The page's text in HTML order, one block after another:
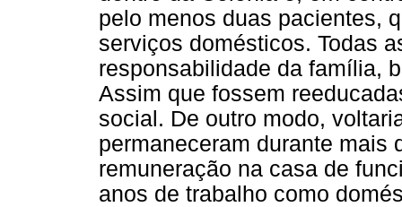
pelo menos duas pacientes,
serviços domésticos. Todas
responsabilidade da família,
Assim que fossem
social. De outro modo,
permaneceram durante mais
remuneração na casa de
anos de trabalho como